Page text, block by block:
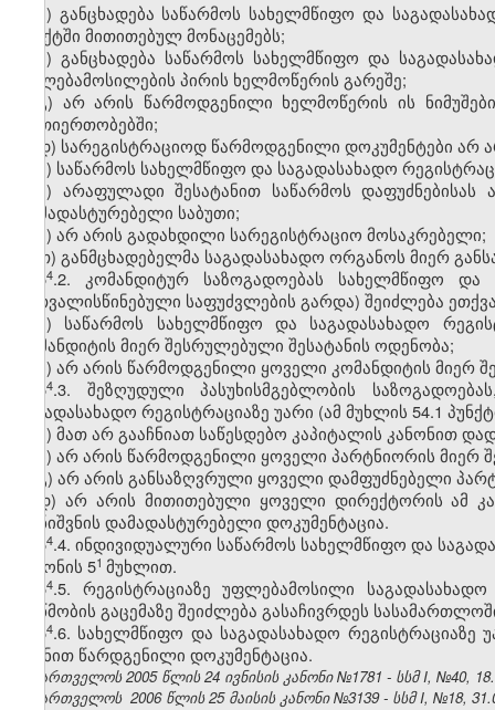
ა) განცხადება საწარმოს სახელმწიფო და
პუნქტში მითითებულ მონაცემებს;
ბ) განცხადება საწარმოს სახელმწიფო და
უფლებამოსილების პირის ხელმოწერის გარეშე;
გ) არ არის წარმოდგენილი ხელმოწერის ის
ურთიერთობებში;
დ) სარეგისტრაციოდ წარმოდგენილი დოკუმენტები არ
ე) საწარმოს სახელმწიფო და საგადასახადო
ვ) არაფულადი შესატანით საწარმოს
დამადასტურებელი საბუთი;
ზ) არ არის გადახდილი სარეგისტრაციო მოსაკრებელი;
თ) განმცხადებელმა საგადასახადო ორგანოს მიერ
5​4.2. კომანდიტურ საზოგადოებას სახელმწიფო და
გათვალისწინებული საფუძვლების გარდა) შეიძლება
ა) საწარმოს სახელმწიფო და საგადასახადო
კომანდიტის მიერ შესრულებული შესატანის ოდენობა;
ბ) არ არის წარმოდგენილი ყოველი კომანდიტის მიერ
5​4.3. შეზღუდული პასუხისმგებლობის
საგადასახადო რეგისტრაციაზე უარი (ამ მუხლის 54.1
ა) მათ არ გააჩნიათ საწესდებო კაპიტალის კანონით
ბ) არ არის წარმოდგენილი ყოველი პარტნიორის მიერ
გ) არ არის განსაზღვრული ყოველი დამფუძნებელი
დ) არ არის მითითებული ყოველი დირექტორის ამ
დანიშვნის დამადასტურებელი დოკუმენტაცია.
5​4.4. ინდივიდუალური საწარმოს სახელმწიფო და
კანონის 51 მუხლით.
5​4.5. რეგისტრაციაზე უფლებამოსილი
მოწმობის გაცემაზე შეიძლება გასაჩივრდეს
5​4.6. სახელმწიფო და საგადასახადო რეგისტრაციაზე
მიზნით წარდგენილი დოკუმენტაცია.
საქართველოს 2005 წლის 24 ივნისის კანონი №1781 - სსმ I, №40,
საქართველოს 2006 წლის 25 მაისის კანონი №3139 - სსმ I, №18,